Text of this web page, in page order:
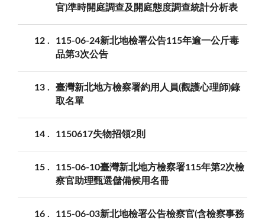
官)準時開庭調查及開庭態度調查統計分析表
12
115-06-24新北地檢署公告115年逾一公斤毒
品第3次公告
13
臺灣新北地方檢察署約用人員(觀護心理師)錄
取名單
14 1150617失物招領2則
15
115-06-10臺灣新北地方檢察署115年第2次檢
察官助理甄選儲備候用名冊
16
115-06-03新北地檢署公告檢察官(含檢察事務